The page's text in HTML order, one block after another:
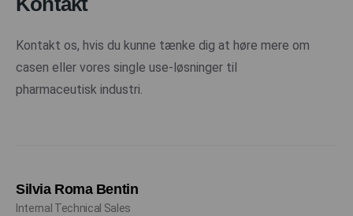
Kontakt os, hvis du kunne tænke dig at høre mere om
casen eller vores single use-løsninger til
pharmaceutisk industri.
Silvia Roma Bentin
Internal Technical Sales